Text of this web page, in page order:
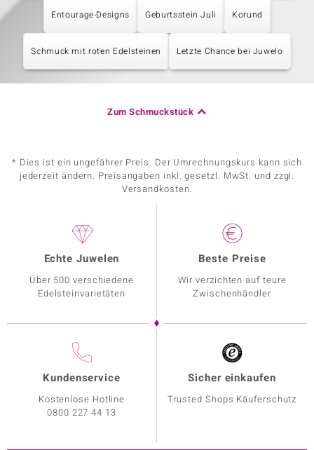
Entourage-Designs Geburtsstein Juli Korund
Schmuck mit roten Edelsteinen Letzte Chance bei Juwelo
Zum Schmuckstück
* Dies ist ein ungefährer Preis. Der Umrechnungskurs kann sich
jederzeit ändern. Preisangaben inkl. gesetzl. MwSt. und zzgl.
Versandkosten.
Echte Juwelen
Über 500 verschiedene
Edelsteinvarietäten
Beste Preise
Wir verzichten auf teure
Zwischenhändler
Kundenservice
Kostenlose Hotline
0800 227 44 13
Sicher einkaufen
Trusted Shops Käuferschutz